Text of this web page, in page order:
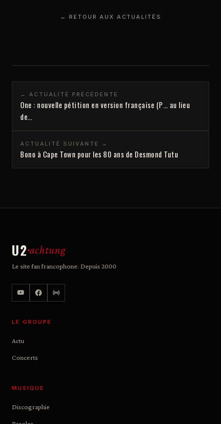
← RETOUR AUX ACTUALITÉS
← ACTUALITÉ PRÉCÉDENTE
One : nouvelle pétition en version française (P… au lieu
de…
ACTUALITÉ SUIVANTE →
Bono à Cape Town pour les 80 ans de Desmond Tutu
U2 achtung
Le site fan francophone. Depuis 2000
LE GROUPE
Actu
Concerts
MUSIQUE
Discographie